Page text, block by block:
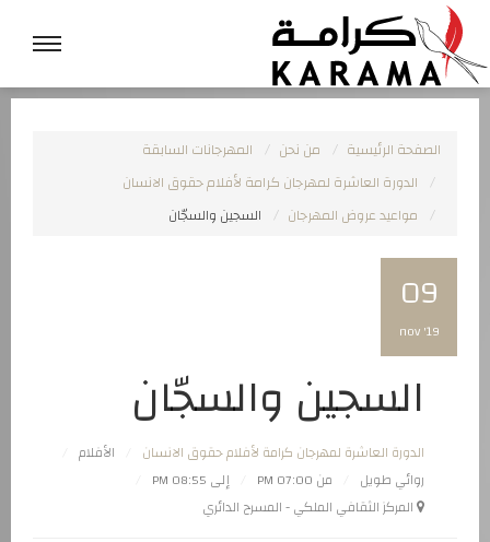
الصفحة الرئيسية من نحن
المهرجانات السابقة
الدورة العاشرة لمهرجان كرامة لأفلام حقوق الانسان
مواعيد عروض المهرجان
السجين والسجّان
09
nov '19
السجين والسجّان
الدورة العاشرة لمهرجان كرامة لأفلام حقوق الانسان
الأفلام
روائي طويل
من 07:00 PM
إلى 08:55 PM
المركز الثقافي الملكي - المسرح الدائري